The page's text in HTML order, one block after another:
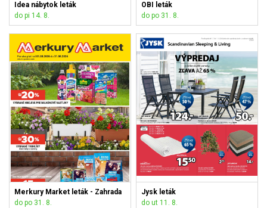
Idea nábytok leták
do pi 14. 8.
OBI leták
do po 31. 8.
Merkury Market leták - Zahrada
do po 31. 8.
Jysk leták
do ut 11. 8.